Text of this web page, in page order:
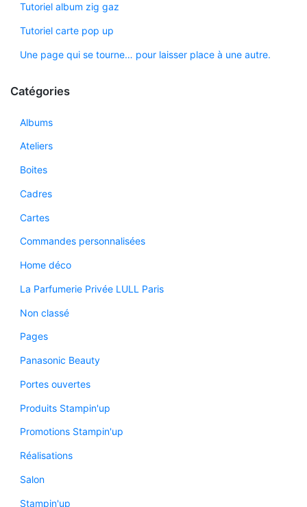
Tutoriel album zig gaz
Tutoriel carte pop up
Une page qui se tourne… pour laisser place à une autre.
Catégories
Albums
Ateliers
Boites
Cadres
Cartes
Commandes personnalisées
Home déco
La Parfumerie Privée LULL Paris
Non classé
Pages
Panasonic Beauty
Portes ouvertes
Produits Stampin'up
Promotions Stampin'up
Réalisations
Salon
Stampin'up